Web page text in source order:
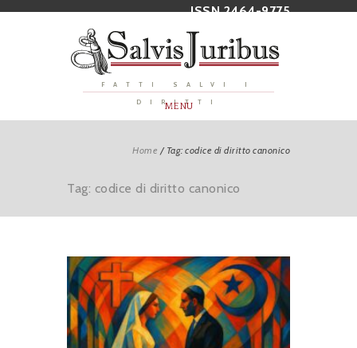
ISSN 2464-9775
FATTI SALVI I
DIRITTI
MENU
Home / Tag: codice di diritto canonico
Tag: codice di diritto canonico